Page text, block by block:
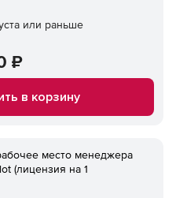
или раньше
₽
в корзину
место менеджера
(лицензия на 1